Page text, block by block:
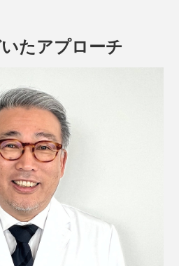
の精油を独自のブレンドで配
たアプローチ